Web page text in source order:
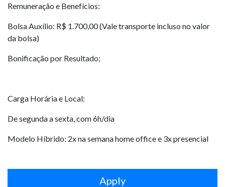
Remuneração e Benefícios:
Bolsa Auxílio: R$ 1.700,00 (Vale transporte incluso no valor
da bolsa)
Bonificação por Resultado;
Carga Horária e Local:
De segunda a sexta, com 6h/dia
Modelo Híbrido: 2x na semana home office e 3x presencial
Apply